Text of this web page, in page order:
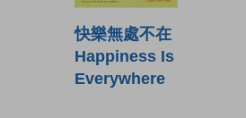
快樂無處不在
Happiness Is
Everywhere